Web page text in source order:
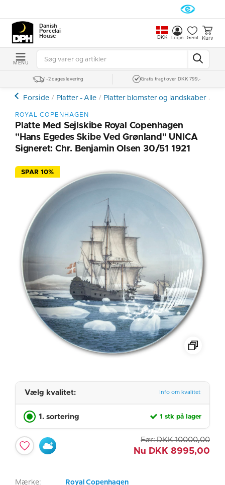
Danish
Porcelain
House
DKK Login Gemt Kurv
MENU
1-2 dages levering Gratis fragt over DKK 799,-
Forside Platter - Alle Platter blomster og landskaber
ROYAL COPENHAGEN
Platte Med Sejlskibe Royal Copenhagen
"Hans Egedes Skibe Ved Grønland" UNICA
Signeret: Chr. Benjamin Olsen 30/51 1921
SPAR 10%
Vælg kvalitet: Info om kvalitet
1. sortering 1 stk på lager
Før: DKK 10000,00
Nu DKK 8995,00
Mærke: Royal Copenhagen